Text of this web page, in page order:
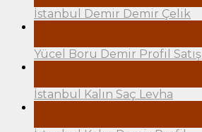
İstanbul Demir Demir Çelik
Yücel Boru Demir Profil Satış
İstanbul Kalın Saç Levha